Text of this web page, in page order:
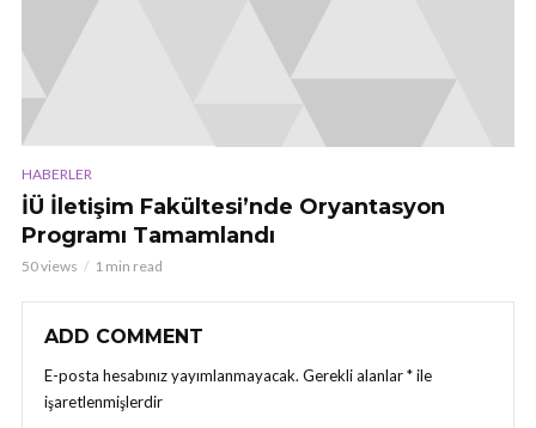
HABERLER
İÜ İletişim Fakültesi’nde Oryantasyon
Programı Tamamlandı
50 views 1 min read
ADD COMMENT
E-posta hesabınız yayımlanmayacak. Gerekli alanlar*ile
işaretlenmişlerdir